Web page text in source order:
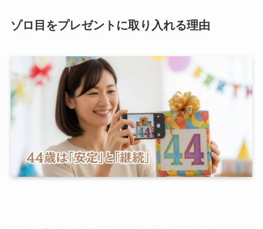
ゾロ目をプレゼントに取り入れる理由